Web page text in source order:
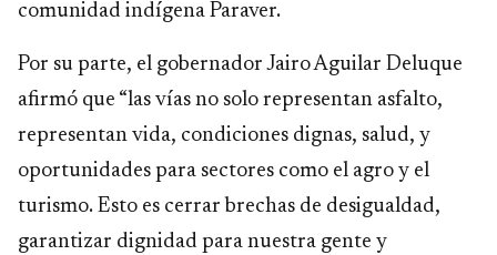
comunidad indígena Paraver.
Por su parte, el gobernador Jairo Aguilar Deluque
afirmó que “las vías no solo representan asfalto,
representan vida, condiciones dignas, salud, y
oportunidades para sectores como el agro y el
turismo. Esto es cerrar brechas de desigualdad,
garantizar dignidad para nuestra gente y